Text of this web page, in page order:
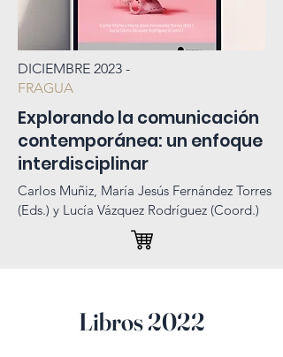
DICIEMBRE 2023 -
FRAGUA
Explorando la comunicación
contemporánea: un enfoque
interdisciplinar
Carlos Muñiz, María Jesús Fernández Torres
(Eds.) y Lucía Vázquez Rodríguez (Coord.)
Libros 2022